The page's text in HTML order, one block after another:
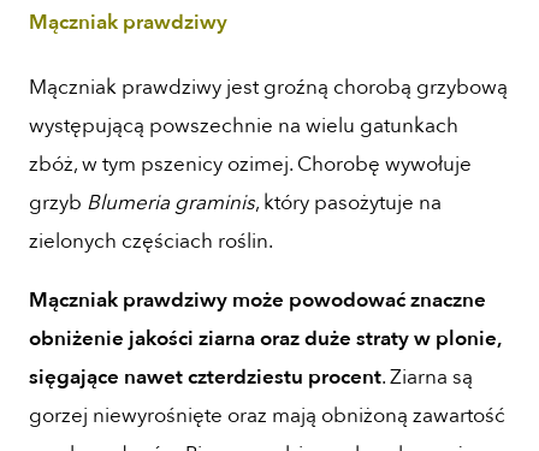
Mączniak prawdziwy
Mączniak prawdziwy jest groźną chorobą grzybową
występującą powszechnie na wielu gatunkach
zbóż, w tym pszenicy ozimej. Chorobę wywołuje
grzyb Blumeria graminis, który pasożytuje na
zielonych częściach roślin.
Mączniak prawdziwy może powodować znaczne
obniżenie jakości ziarna oraz duże straty w plonie,
sięgające nawet czterdziestu procent. Ziarna są
gorzej niewyrośnięte oraz mają obniżoną zawartość